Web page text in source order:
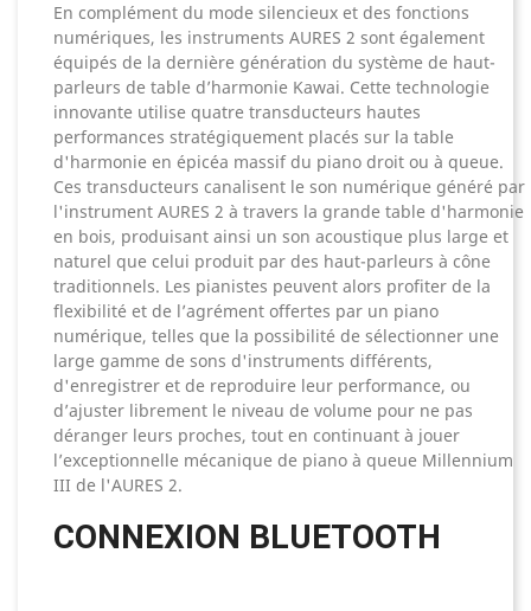
En complément du mode silencieux et des fonctions
numériques, les instruments AURES 2 sont également
équipés de la dernière génération du système de haut-
parleurs de table d’harmonie Kawai. Cette technologie
innovante utilise quatre transducteurs hautes
performances stratégiquement placés sur la table
d'harmonie en épicéa massif du piano droit ou à queue.
Ces transducteurs canalisent le son numérique généré par
l'instrument AURES 2 à travers la grande table d'harmonie
en bois, produisant ainsi un son acoustique plus large et
naturel que celui produit par des haut-parleurs à cône
traditionnels. Les pianistes peuvent alors profiter de la
flexibilité et de l’agrément offertes par un piano
numérique, telles que la possibilité de sélectionner une
large gamme de sons d'instruments différents,
d'enregistrer et de reproduire leur performance, ou
d’ajuster librement le niveau de volume pour ne pas
déranger leurs proches, tout en continuant à jouer
l’exceptionnelle mécanique de piano à queue Millennium
III de l'AURES 2.
CONNEXION BLUETOOTH